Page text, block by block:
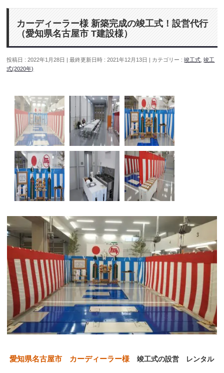
カーディーラー様 新築完成の竣工式！設営代行
（愛知県名古屋市 T建設様）
投稿日 : 2022年1月28日 最終更新日時 : 2021年12月13日 カテゴリー :竣工式 ,竣工
式(2020年)
愛知県名古屋市 カーディーラー様竣工式の設営 レンタル